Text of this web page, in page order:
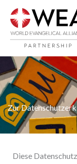
Inhalt
springen
Zur
Diese